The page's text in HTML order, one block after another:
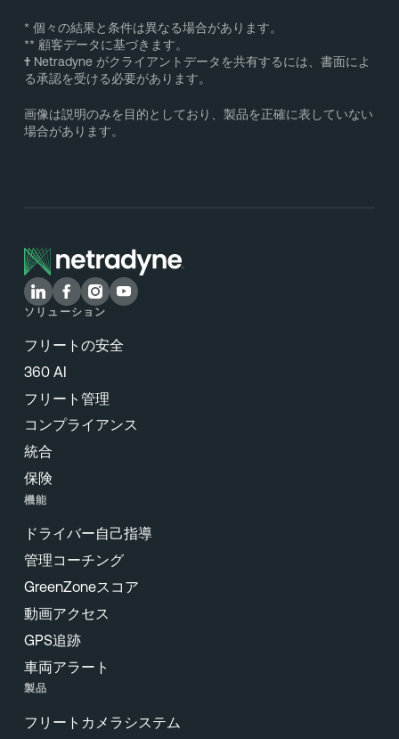
* 個々の結果と条件は異なる場合があります。
** 顧客データに基づきます。
†Netradyne がクライアントデータを共有するには、書面によ
る承認を受ける必要があります。
画像は説明のみを目的としており、製品を正確に表していない
場合があります。
ソリューション
フリートの安全
360 AI
フリート管理
コンプライアンス
統合
保険
機能
ドライバー自己指導
管理コーチング
GreenZoneスコア
動画アクセス
GPS追跡
車両アラート
製品
フリートカメラシステム